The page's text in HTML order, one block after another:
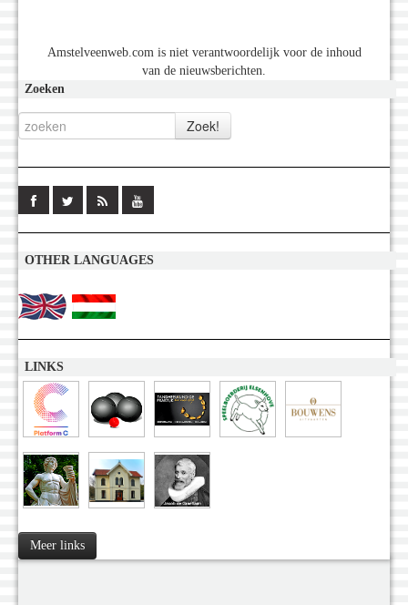
Amstelveenweb.com is niet verantwoordelijk voor de inhoud
van de nieuwsberichten.
Zoeken
OTHER LANGUAGES
LINKS
Meer links